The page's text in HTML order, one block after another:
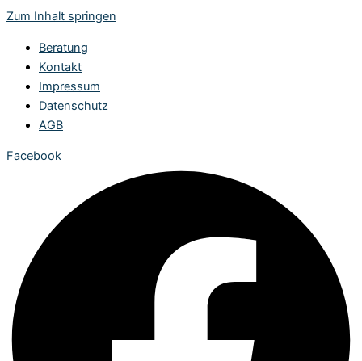
Zum Inhalt springen
Beratung
Kontakt
Impressum
Datenschutz
AGB
Facebook